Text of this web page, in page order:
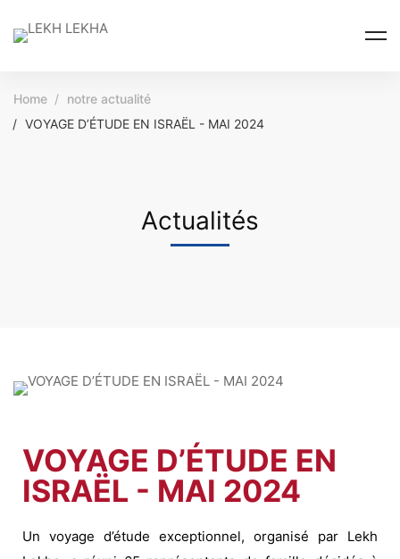
Home
notre actualité
VOYAGE D’ÉTUDE EN ISRAËL - MAI 2024
Actualités
VOYAGE D’ÉTUDE EN
ISRAËL - MAI 2024
Un voyage d’étude exceptionnel, organisé par Lekh